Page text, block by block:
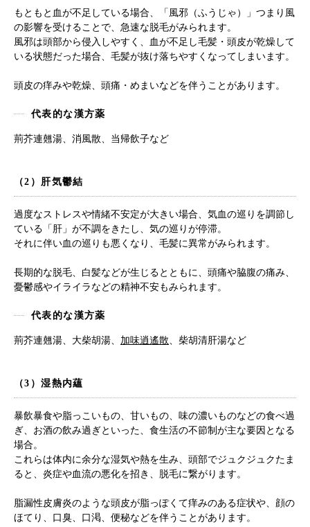
もともと血が不足している場合、「風邪（ふうじゃ）」つまり風
の影響を受けることで、急速な脱毛がみられます。
風邪は頭部から侵入しやすく、血が不足し毛髪・頭皮が乾燥して
いる状態だった場合、毛髪が抜け落ちやすくなってしまいます。
頭皮の痒みや乾燥、頭痛・めまいなどを伴うことがあります。
代表的な漢方薬
荊芥連翹湯、消風散、当帰飲子など
（2）肝気鬱結
過度なストレスや情緒不安定が大きい場合、気血の巡りを調節し
ている「肝」が不調をきたし、気の巡りが停滞。
それに伴い血の巡りも悪くなり、毛髪に異常がみられます。
長期的な脱毛、白髪などが生じるとともに、頭痛や脇腹の痛み、
憂鬱感やイライラなどの精神不安もみられます。
代表的な漢方薬
荊芥連翹湯、大柴胡湯、 加味逍遙散、柴胡清肝湯など
（3）湿熱内蘊
暴飲暴食や脂っこいもの、甘いもの、味の濃いものなどの食べ過
ぎ、お酒の飲み過ぎといった、食生活の不節制が主な要因となる
場合。
これらは体内に余分な湿気や熱を生み、頭部でジュクジュクたま
ると、炎症や血流の悪化を招き、脱毛に繋がります。
脂漏性皮膚炎のような頭皮が脂っぽくて痒みのある症状や、顔の
ほてり、口臭、口渇、便秘などを伴うことがあります。